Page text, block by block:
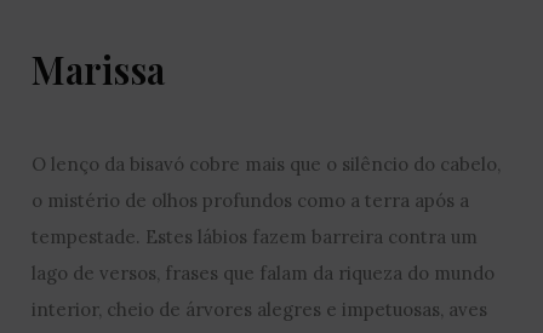
Marissa
O lenço da bisavó cobre mais que o silêncio do cabelo,
o mistério de olhos profundos como a terra após a
tempestade. Estes lábios fazem barreira contra um
lago de versos, frases que falam da riqueza do mundo
interior, cheio de árvores alegres e impetuosas, aves